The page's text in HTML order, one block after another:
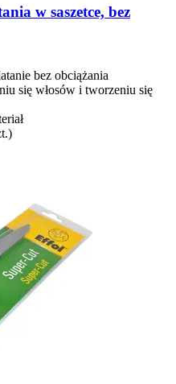
w saszetce, bez
bez obciążania
się włosów i tworzeniu się